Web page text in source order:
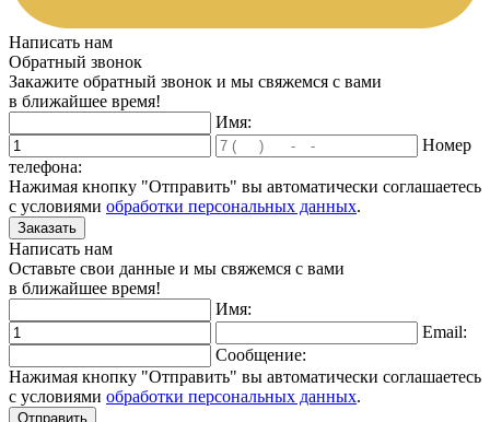
Написать нам
Обратный звонок
Закажите обратный звонок и мы свяжемся с вами
в ближайшее время!
Имя:
Номер
телефона:
Нажимая кнопку "Отправить" вы автоматически соглашаетесь
с условиями обработки персональных данных.
Написать нам
Оставьте свои данные и мы свяжемся с вами
в ближайшее время!
Имя:
Email:
Сообщение:
Нажимая кнопку "Отправить" вы автоматически соглашаетесь
с условиями обработки персональных данных.